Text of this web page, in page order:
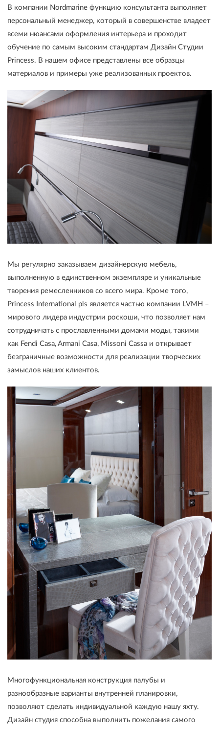
В компании Nordmarine функцию консультанта выполняет
персональный менеджер, который в совершенстве владеет
всеми нюансами оформления интерьера и проходит
обучение по самым высоким стандартам Дизайн Студии
Princess. В нашем офисе представлены все образцы
материалов и примеры уже реализованных проектов.
Мы регулярно заказываем дизайнерскую мебель,
выполненную в единственном экземпляре и уникальные
творения ремесленников со всего мира. Кроме того,
Princess International pls является частью компании LVMH –
мирового лидера индустрии роскоши, что позволяет нам
сотрудничать с прославленными домами моды, такими
как Fendi Casa, Armani Casa, Missoni Cassa и открывает
безграничные возможности для реализации творческих
замыслов наших клиентов.
Многофункциональная конструкция палубы и
разнообразные варианты внутренней планировки,
позволяют сделать индивидуальной каждую нашу яхту.
Дизайн студия способна выполнить пожелания самого